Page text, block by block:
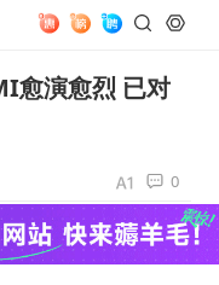
愈演愈烈 已对
0